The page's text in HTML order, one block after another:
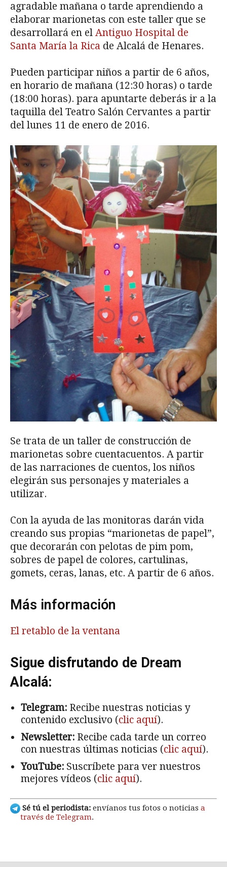
agradable mañana o tarde aprendiendo a
elaborar marionetas con este taller que se
desarrollará en el Antiguo Hospital de
Santa María la Rica de Alcalá de Henares.
Pueden participar niños a partir de 6 años,
en horario de mañana (12:30 horas) o tarde
(18:00 horas). para apuntarte deberás ir a la
taquilla del Teatro Salón Cervantes a partir
del lunes 11 de enero de 2016.
Se trata de un taller de construcción de
marionetas sobre cuentacuentos. A partir
de las narraciones de cuentos, los niños
elegirán sus personajes y materiales a
utilizar.
Con la ayuda de las monitoras darán vida
creando sus propias “marionetas de papel”,
que decorarán con pelotas de pim pom,
sobres de papel de colores, cartulinas,
gomets, ceras, lanas, etc. A partir de 6 años.
Más información
El retablo de la ventana
Sigue disfrutando de Dream
Alcalá:
Telegram: Recibe nuestras noticias y
contenido exclusivo (clic aquí).
Newsletter: Recibe cada tarde un correo
con nuestras últimas noticias (clic aquí).
YouTube: Suscríbete para ver nuestros
mejores vídeos (clic aquí).
Sé tú el periodista: envíanos tus fotos o noticias a
través de Telegram.